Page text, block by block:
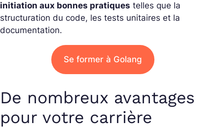
initiation aux bonnes pratiques telles que la
structuration du code, les tests unitaires et la
documentation.
Se former à Golang
De nombreux avantages
pour votre carrière